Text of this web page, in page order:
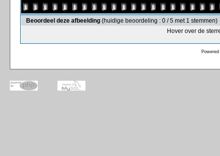
Beoordeel deze afbeelding (huidige beoordeling : 0 / 5 met 1 stemmen)
Hover over de